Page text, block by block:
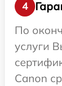
4
По
услуги
Canon